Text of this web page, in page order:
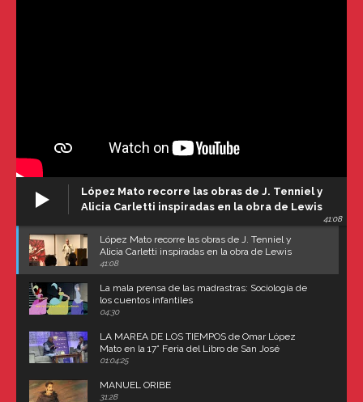
López Mato recorre las obras de J. Tenniel y
Alicia Carletti inspiradas en la obra de Lewis
41:08
López Mato recorre las obras de J. Tenniel y
Alicia Carletti inspiradas en la obra de Lewis
Carroll
41:08
La mala prensa de las madrastras: Sociología de
los cuentos infantiles
04:30
LA MAREA DE LOS TIEMPOS de Omar López
Mato en la 17° Feria del Libro de San José
(Uruguay)
01:04:25
MANUEL ORIBE
31:28